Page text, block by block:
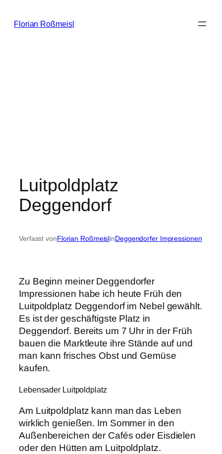
Inhalt
Florian Roßmeisl
Luitpoldplatz
Deggendorf
Verfasst vonFlorian RoßmeislinDeggendorfer Impressionen
Zu Beginn meiner Deggendorfer
Impressionen habe ich heute Früh den
Luitpoldplatz Deggendorf im Nebel gewählt.
Es ist der geschäftigste Platz in
Deggendorf. Bereits um 7 Uhr in der Früh
bauen die Marktleute ihre Stände auf und
man kann frisches Obst und Gemüse
kaufen.
Lebensader Luitpoldplatz
Am Luitpoldplatz kann man das Leben
wirklich genießen. Im Sommer in den
Außenbereichen der Cafés oder Eisdielen
oder den Hütten am Luitpoldplatz.